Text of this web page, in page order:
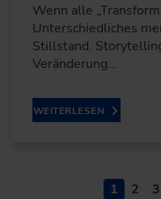
Wenn alle
Unterschiedliches
Stillstand.
Veränderung…
WEITERLESEN
1 2 3